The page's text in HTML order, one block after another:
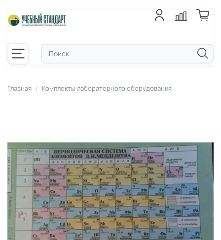
Главная Комплекты лабораторного оборудования